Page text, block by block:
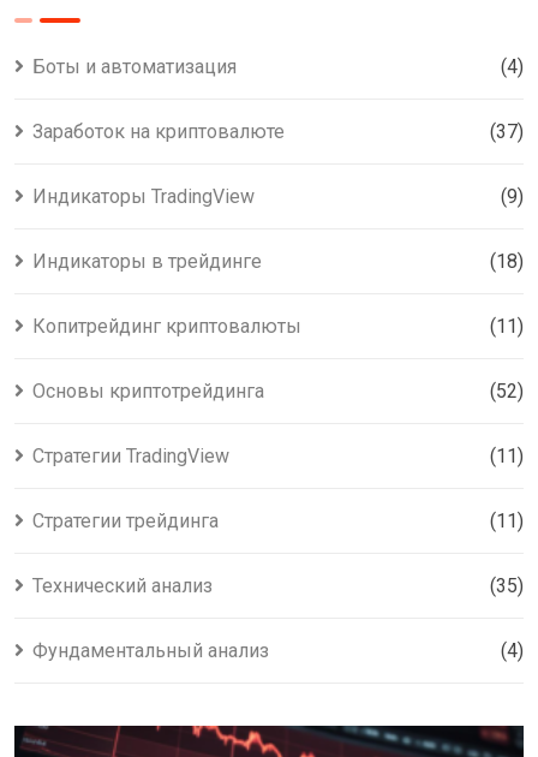
Боты и автоматизация (4)
Заработок на криптовалюте (37)
Индикаторы TradingView (9)
Индикаторы в трейдинге (18)
Копитрейдинг криптовалюты (11)
Основы криптотрейдинга (52)
Стратегии TradingView (11)
Стратегии трейдинга (11)
Технический анализ (35)
Фундаментальный анализ (4)